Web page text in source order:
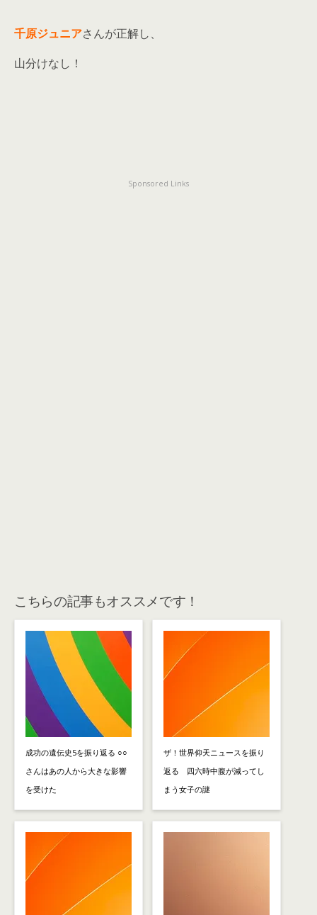
千原ジュニアさんが正解し、
山分けなし！
Sponsored Links
こちらの記事もオススメです！
成功の遺伝史5を振り返る ○○
さんはあの人から大きな影響
を受けた
ザ！世界仰天ニュースを振り
返る 四六時中腹が減ってし
まう女子の謎